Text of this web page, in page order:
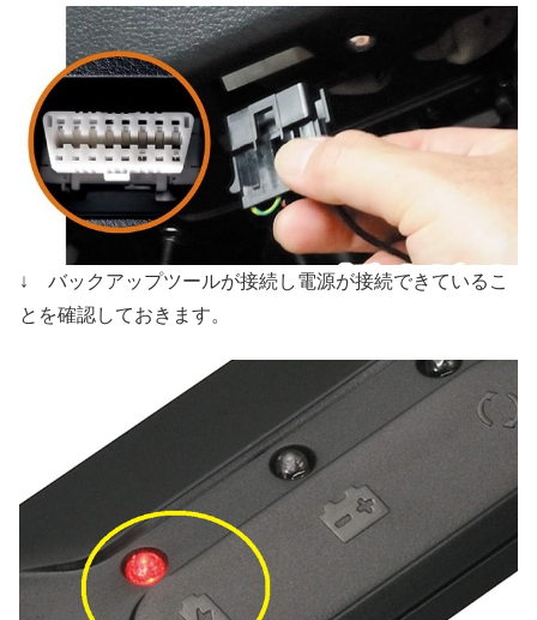
↓ バックアップツールが接続し電源が接続できているこ
とを確認しておきます。